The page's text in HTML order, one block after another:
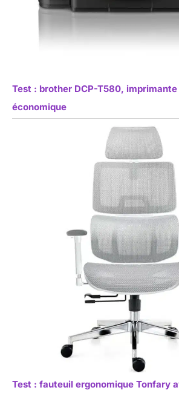
Test : brother DCP-T580,
économique
Test : fauteuil ergonomique Tonfary